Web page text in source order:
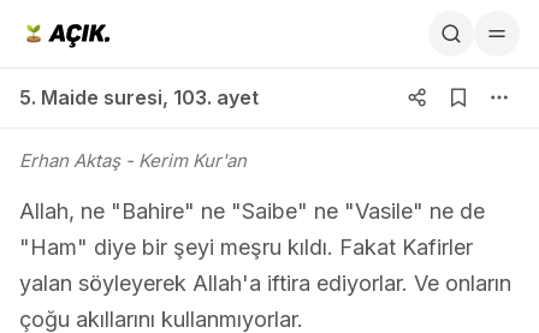
5. Maide suresi, 103. ayet
Erhan Aktaş- Kerim Kur'an
Allah, ne "Bahire" ne "Saibe" ne "Vasile" ne de
"Ham" diye bir şeyi meşru kıldı. Fakat Kafirler
yalan söyleyerek Allah'a iftira ediyorlar. Ve onların
çoğu akıllarını kullanmıyorlar.